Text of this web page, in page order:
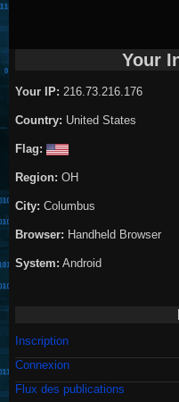
Your
Your IP: 216.73.216.176
Country: United States
Flag:
Region: OH
City: Columbus
Browser: Handheld Browser
System: Android
Inscription
Connexion
Flux des publications